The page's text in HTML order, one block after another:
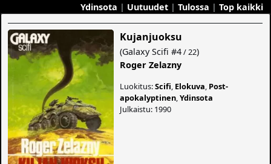
Ydinsota | Uutuudet| Tulossa | Top kaikki
Kujanjuoksu
(Galaxy Scifi #4/ 22)
Roger Zelazny
Luokitus:Scifi Elokuva Post-
apokalyptinen ,Ydinsota
Julkaistu: 1990